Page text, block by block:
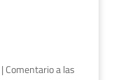
|Comentario a las